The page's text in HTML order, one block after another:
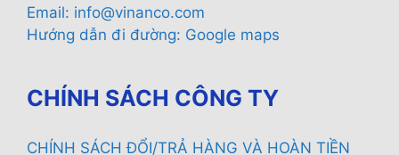
Email: info@vinanco.com
Hướng dẫn đi đường: Google maps
CHÍNH SÁCH CÔNG TY
CHÍNH SÁCH ĐỔI/TRẢ HÀNG VÀ HOÀN TIỀN